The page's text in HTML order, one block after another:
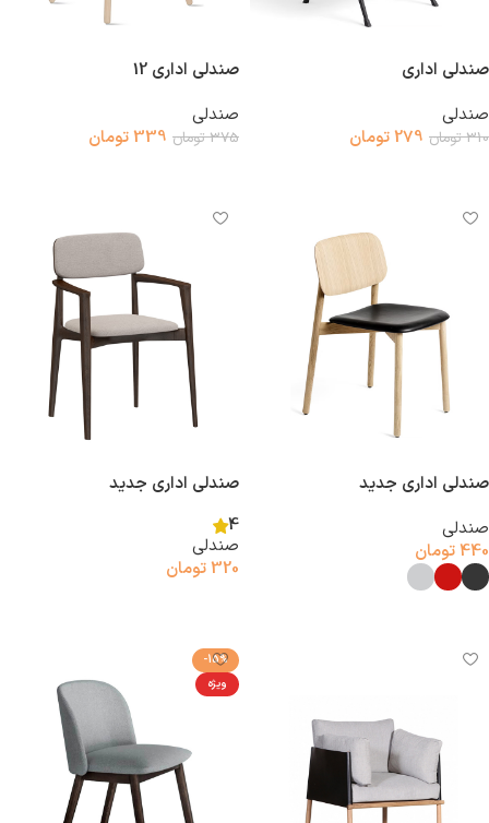
صندلی اداری
صندلی
310تومان 279تومان
صندلی اداری 12
صندلی
375تومان 339تومان
صندلی اداری جدید
صندلی
440تومان
صندلی اداری جدید
4
صندلی
320تومان
-15%
ویژه